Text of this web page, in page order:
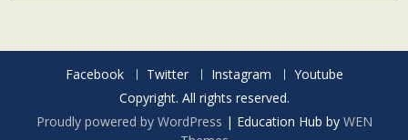
Facebook Twitter Instagram
Youtube
Copyright. All rights reserved.
Proudly powered by WordPress | Education Hub by WEN